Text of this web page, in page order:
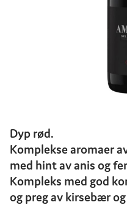
Dyp rød.
Komplekse aromaer
med hint av anis og
Kompleks med god
og preg av kirsebær